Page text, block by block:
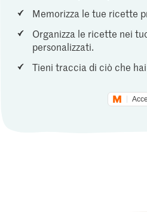
Memorizza le tue ricette
Organizza le ricette nei
personalizzati.
Tieni traccia di ciò che